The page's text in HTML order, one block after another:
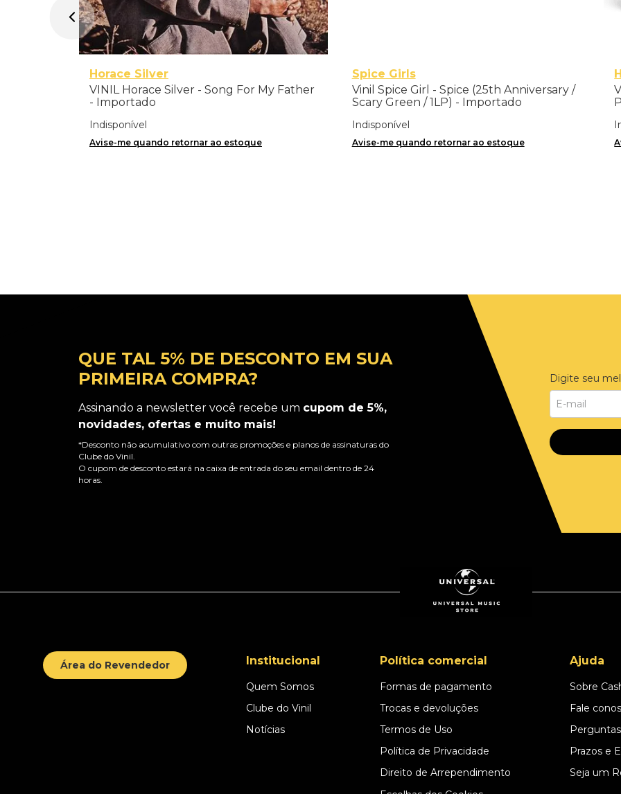
Horace Silver
VINIL Horace Silver - Song For My Father
- Importado
Indisponível
Avise-me quando retornar ao estoque
Spice Girls
Vinil Spice Girl - Spice (25th Anniversary /
Scary Green / 1LP) - Importado
Indisponível
Avise-me quando retornar ao estoque
QUE TAL 5% DE DESCONTO EM SUA
PRIMEIRA COMPRA?
Assinando a newsletter você recebe um cupom de 5%,
novidades, ofertas e muito mais!
*Desconto não acumulativo com outras promoções e planos de assinaturas do
Clube do Vinil.
O cupom de desconto estará na caixa de entrada do seu email dentro de 24
horas.
Digite seu
Área do Revendedor Institucional
Quem Somos
Clube do Vinil
Notícias
Política comercial
Formas de pagamento
Trocas e devoluções
Termos de Uso
Política de Privacidade
Direito de Arrependimento
Ajuda
Sobre
Fale
Prazos e
Seja um